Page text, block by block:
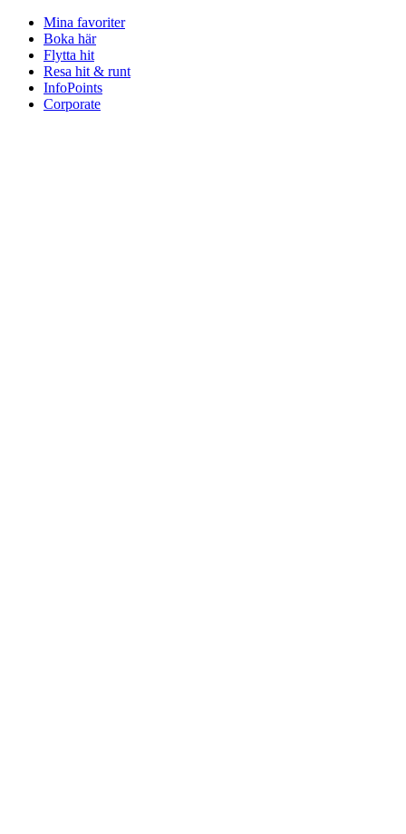
Mina favoriter
Boka här
Flytta hit
Resa hit & runt
InfoPoints
Corporate